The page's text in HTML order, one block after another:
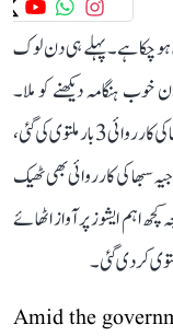
21 جولائی سے شروع ہو چکا ہے۔ پہلے ہی دن لوک
خوب ہنگامہ دیکھنے کو ملا۔
اپوزیشن اراکین کے ہنگامہ کے سبب پیر کے روز لوک سبھا کی کارروائی 3 بار ملتوی کی گئی،
سبھا کی کارروائی بھی ٹھیک
اہم ایشوز پر آواز اٹھائے
کر دی گئی۔
Amid the